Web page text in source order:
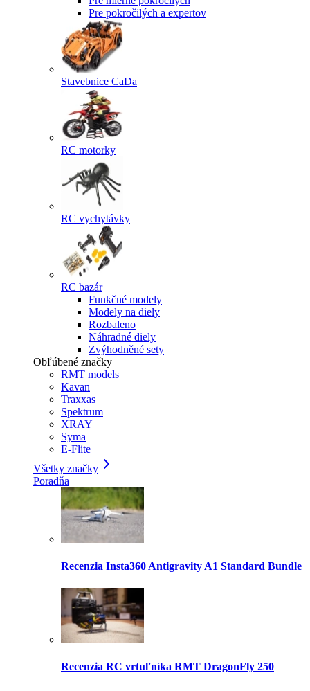
Pre pokročilých a expertov
Stavebnice CaDa
RC motorky
RC vychytávky
RC bazár
Funkčné modely
Modely na diely
Rozbaleno
Náhradné diely
Zvýhodněné sety
Obľúbené značky
RMT models
Kavan
Traxxas
Spektrum
XRAY
Syma
E-Flite
Všetky značky
Poradňa
Recenzia Insta360 Antigravity A1 Standard Bundle
Recenzia RC vrtuľníka RMT DragonFly 250